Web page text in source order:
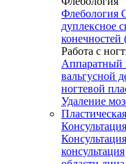
Флебология
дуплексное
Работа с
Аппаратный
вальгусной
ногтевой
Удаление
консультация